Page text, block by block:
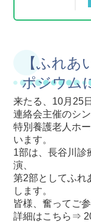
【ふれあ
ポジウム
来たる、10月25
連絡会主催のシ
特別養護老人ホ
います。
1部は、長谷川
演、
第2部としてふれ
します。
皆様、奮ってご
詳細はこちら⇒